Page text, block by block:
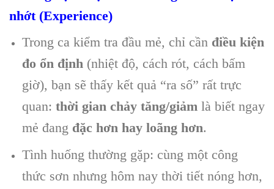
nhớt (Experience)
Trong ca kiểm tra đầu mẻ, chỉ cần điều kiện
đo ổn định (nhiệt độ, cách rót, cách bấm
giờ), bạn sẽ thấy kết quả “ra số” rất trực
quan: thời gian chảy tăng/giảm là biết ngay
mẻ đang đặc hơn hay loãng hơn.
Tình huống thường gặp: cùng một công
thức sơn nhưng hôm nay thời tiết nóng hơn,